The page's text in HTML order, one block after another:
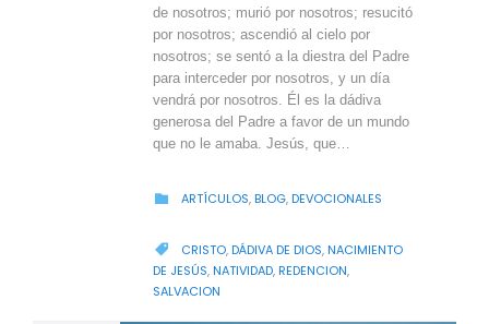
de nosotros; murió por nosotros; resucitó
por nosotros; ascendió al cielo por
nosotros; se sentó a la diestra del Padre
para interceder por nosotros, y un día
vendrá por nosotros. Él es la dádiva
generosa del Padre a favor de un mundo
que no le amaba. Jesús, que…
 CATEGORY
ARTÍCULOS, BLOG, DEVOCIONALES
 CATEGORY
CRISTO, DÁDIVA DE DIOS, NACIMIENTO
DE JESÚS, NATIVIDAD, REDENCION,
SALVACION